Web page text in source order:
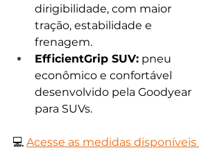
dirigibilidade, com maior
tração, estabilidade e
frenagem.
EfficientGrip SUV: pneu
econômico e confortável
desenvolvido pela Goodyear
para SUVs.
💻 Acesse as medidas disponíveis